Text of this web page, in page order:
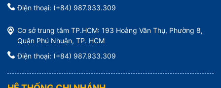
Điện thoại: (+84) 987.933.309
Cơ sở trung tâm TP.HCM: 193 Hoàng Văn Thụ, Phường 8,
Quận Phú Nhuận, TP. HCM
Điện thoại: (+84) 987.933.309